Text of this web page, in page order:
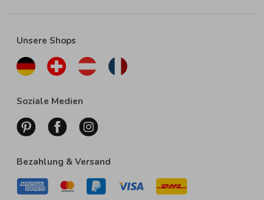
Unsere Shops
Soziale Medien
Bezahlung & Versand